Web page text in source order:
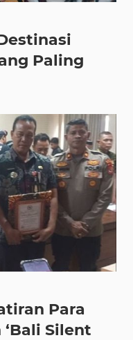
Paling
Para
Silent